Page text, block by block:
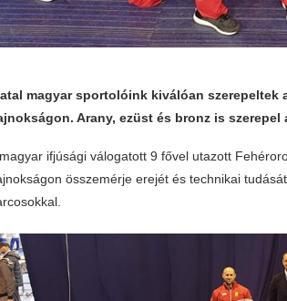
magyar sportolóink kiválóan szerepeltek
Arany, ezüst és bronz is
ifjúsági válogatott 9 fővel utazott
összemérje erejét és technikai